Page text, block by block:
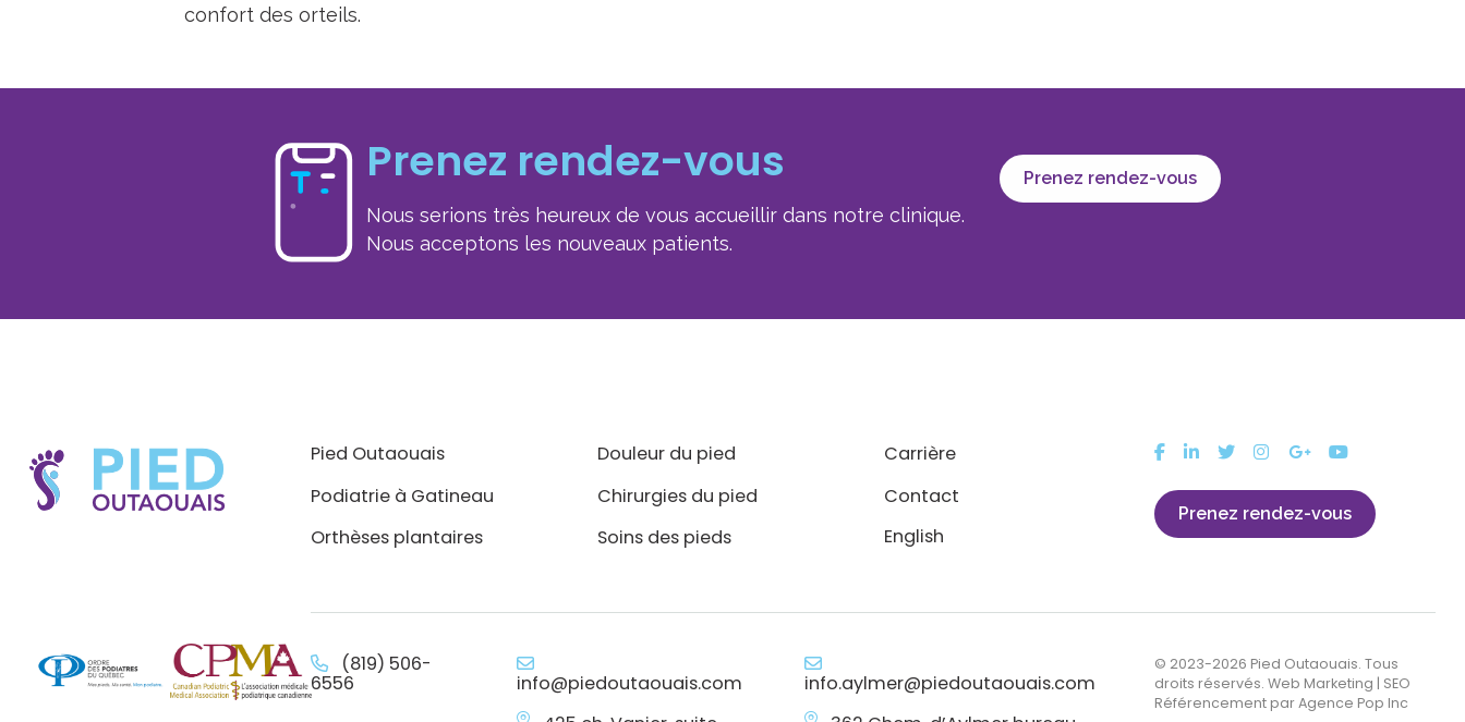
confort des orteils.
Prenez rendez-vous
Nous serions très heureux de vous accueillir dans notre clinique.
Nous acceptons les nouveaux patients.
Prenez rendez-vous
Pied Outaouais
Podiatrie à Gatineau
Orthèses plantaires
Douleur du pied
Chirurgies du pied
Soins des pieds
Carrière
Contact
English
Prenez rendez-vous
(819) 506-
6556
info@piedoutaouais.com
info.aylmer@piedoutaouais.com
© 2023-2026 Pied Outaouais. Tous
droits réservés. Web Marketing | SEO
Référencement parAgence Pop Inc